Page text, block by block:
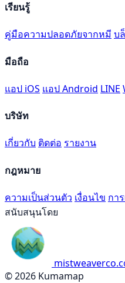
เรียนรู้
คู่มือความปลอดภัยจากหมี บ
มือถือ
แอป iOS แอป Android LINE
บริษัท
เกี่ยวกับ ติดต่อ รายงาน
กฎหมาย
ความเป็นส่วนตัว เงื่อนไข กา
สนับสนุนโดย
© 2026 Kumamap